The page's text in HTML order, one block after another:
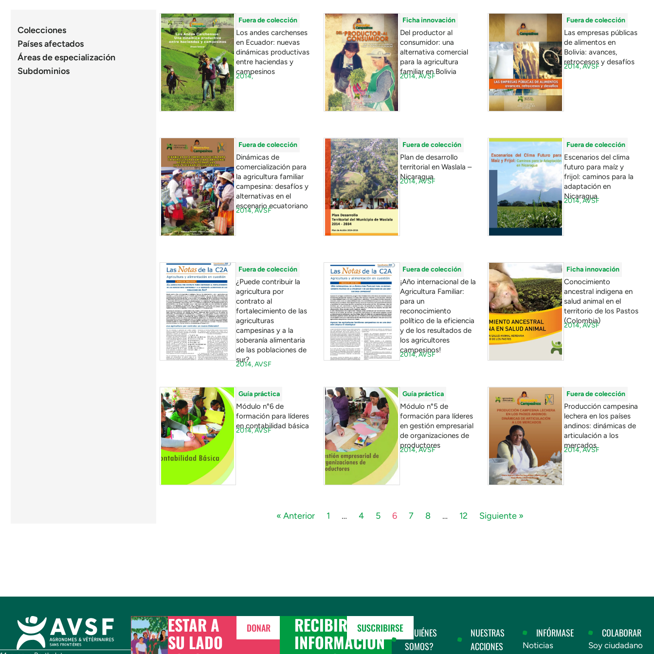
Colecciones
Países afectados
Áreas de especialización
Subdominios
Fuera de colección
Los andes carchenses
en Ecuador: nuevas
dinámicas productivas
entre haciendas y
campesinos
2014,
Ficha innovación
Del productor al
consumidor: una
alternativa comercial
para la agricultura
familiar en Bolivia
2014,AVSF
Fuera de colección
Las empresas públicas
de alimentos en
Bolivia: avances,
retrocesos y desafíos
2014,AVSF
Fuera de colección
Dinámicas de
comercialización para
la agricultura familiar
campesina: desafíos y
alternativas en el
escenario ecuatoriano
2014,AVSF
Fuera de colección
Plan de desarrollo
territorial en Waslala –
Nicaragua
2014,AVSF
Fuera de colección
Escenarios del clima
futuro para maíz y
frijol: caminos para la
adaptación en
Nicaragua
2014,AVSF
Fuera de colección
¿Puede contribuir la
agricultura por
contrato al
fortalecimiento de las
agriculturas
campesinas y a la
soberanía alimentaria
de las poblaciones de
sur?
2014,AVSF
Fuera de colección
¡Año internacional de la
Agricultura Familiar:
para un
reconocimiento
político de la eficiencia
y de los resultados de
los agricultores
campesinos!
2014,AVSF
Ficha innovación
Conocimiento
ancestral indigena en
salud animal en el
territorio de los Pastos
(Colombia)
2014,AVSF
Guía práctica
Módulo n°6 de
formación para líderes
en contabilidad básica
2014,AVSF
Guía práctica
Módulo n°5 de
formación para líderes
en gestión empresarial
de organizaciones de
productores
2014,AVSF
Fuera de colección
Producción campesina
lechera en los países
andinos: dinámicas de
articulación a los
mercados
2014,AVSF
« Anterior 1 … 4 5 6 7 8 … 12 Siguiente »
ESTAR A
SU LADO
DONAR RECIBIR
INFORMACIÓN
SUSCRIBIRSE
¿QUIÉNES
SOMOS?
NUESTRAS
ACCIONES
INFÓRMASE
Noticias
COLABORAR
Soy ciudadano